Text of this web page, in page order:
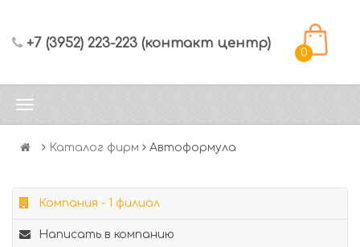
+7 (3952) 223-223 (контакт центр)
0
Каталог фирм Автоформула
Компания - 1 филиал
Написать в компанию